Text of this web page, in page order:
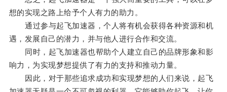
想的实现之路上给予个人有力的助力。
通过参与起飞加速器，个人将有机会获得各种资源和机
遇，发展自己的潜力，并与他人进行合作和交流。
同时，起飞加速器也帮助个人建立自己的品牌形象和影
响力，为实现梦想提供了有力的支持和推动力量。
因此，对于那些追求成功和实现梦想的人们来说，起飞